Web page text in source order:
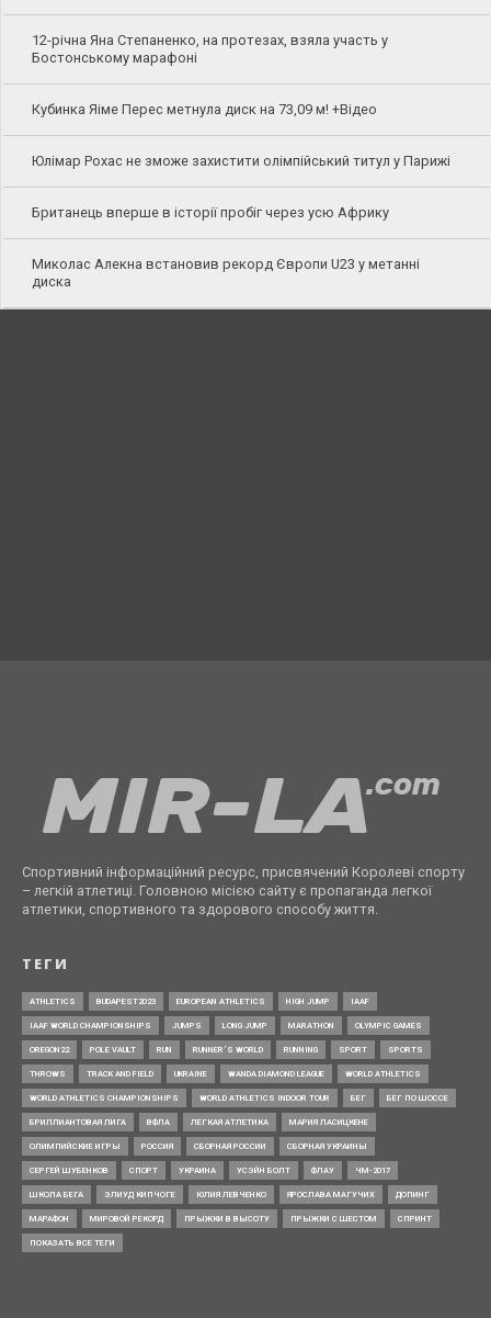
12-річна Яна Степаненко, на протезах, взяла участь у
Бостонському марафоні
Кубинка Яіме Перес метнула диск на 73,09 м! +Відео
Юлімар Рохас не зможе захистити олімпійський титул у Парижі
Британець вперше в історії пробіг через усю Африку
Миколас Алекна встановив рекорд Європи U23 у метанні
диска
Спортивний інформаційний ресурс, присвячений Королеві спорту
– легкій атлетиці. Головною місією сайту є пропаганда легкої
атлетики, спортивного та здорового способу життя.
ТЕГИ
ATHLETICS BUDAPEST2023 EUROPEAN ATHLETICS HIGH JUMP IAAF
IAAF WORLD CHAMPIONSHIPS JUMPS LONG JUMP MARATHON OLYMPIC GAMES
OREGON22 POLE VAULT RUN RUNNER’S WORLD RUNNING SPORT SPORTS
THROWS TRACK AND FIELD UKRAINE WANDA DIAMOND LEAGUE WORLD ATHLETICS
WORLD ATHLETICS CHAMPIONSHIPS WORLD ATHLETICS INDOOR TOUR БЕГ БЕГ ПО ШОССЕ
БРИЛЛИАНТОВАЯ ЛИГА ВФЛА ЛЕГКАЯ АТЛЕТИКА МАРИЯ ЛАСИЦКЕНЕ
ОЛИМПИЙСКИЕ ИГРЫ РОССИЯ СБОРНАЯ РОССИИ СБОРНАЯ УКРАИНЫ
СЕРГЕЙ ШУБЕНКОВ СПОРТ УКРАИНА УСЭЙН БОЛТ ФЛАУ ЧМ-2017
ШКОЛА БЕГА ЭЛИУД КИПЧОГЕ ЮЛИЯ ЛЕВЧЕНКО ЯРОСЛАВА МАГУЧИХ ДОПИНГ
МАРАФОН МИРОВОЙ РЕКОРД ПРЫЖКИ В ВЫСОТУ ПРЫЖКИ С ШЕСТОМ СПРИНТ
ПОКАЗАТЬ ВСЕ ТЕГИ